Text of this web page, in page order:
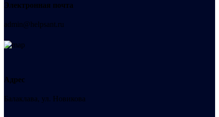
Электронная почта
admin@helpsant.ru
Адрес
Балаклава, ул. Новикова